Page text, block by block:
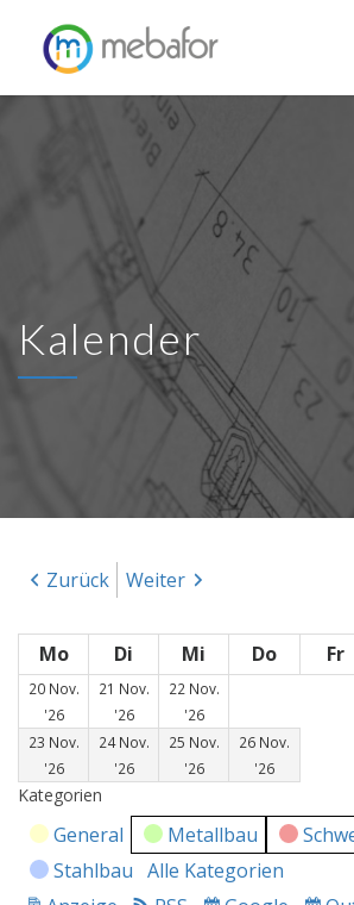
Kalender
Zurück
Weiter
MoMontag
Di Dienstag
Mi Mittwoch
Do Fr
20 Nov.
'2620.
November
2026
21 Nov.
'2621.
November
2026
22 Nov.
'2622.
November
2026
23 Nov.
'2623.
November
24 Nov.
'2624.
2026
25 Nov.
'2625.
2026
26 Nov.
'26
2026
Kategorien
General Metallbau
Stahlbau Alle Kategorien